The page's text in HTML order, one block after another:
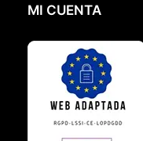
MI CUENTA